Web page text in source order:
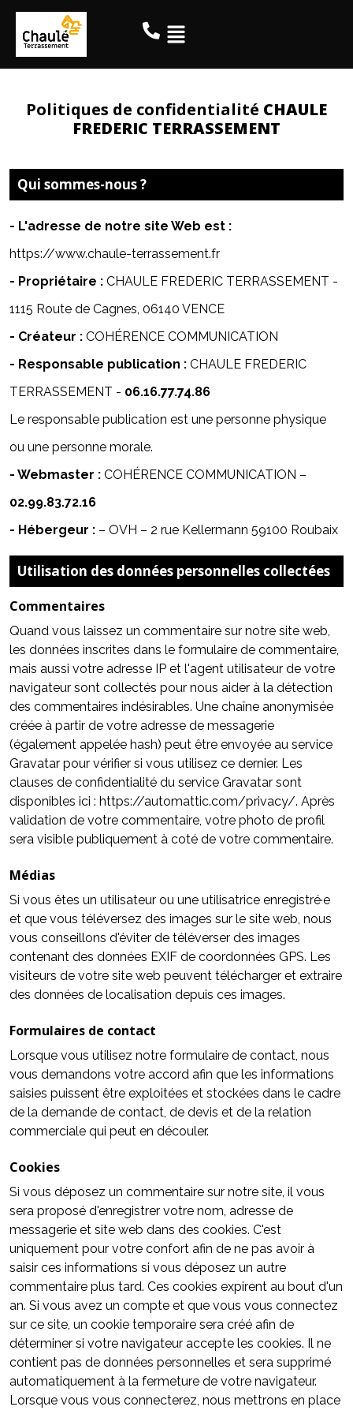
Politiques de confidentialité CHAULE
FREDERIC TERRASSEMENT
Qui sommes-nous ?
- L'adresse de notre site Web est :
https://www.chaule-terrassement.fr
- Propriétaire : CHAULE FREDERIC TERRASSEMENT -
1115 Route de Cagnes, 06140 VENCE
- Créateur : COHÉRENCE COMMUNICATION
- Responsable publication : CHAULE FREDERIC
TERRASSEMENT - 06.16.77.74.86
Le responsable publication est une personne physique
ou une personne morale.
- Webmaster : COHÉRENCE COMMUNICATION –
02.99.83.72.16
- Hébergeur : – OVH – 2 rue Kellermann 59100 Roubaix
Utilisation des données personnelles collectées
Commentaires
Quand vous laissez un commentaire sur notre site web,
les données inscrites dans le formulaire de commentaire,
mais aussi votre adresse IP et l'agent utilisateur de votre
navigateur sont collectés pour nous aider à la détection
des commentaires indésirables. Une chaîne anonymisée
créée à partir de votre adresse de messagerie
(également appelée hash) peut être envoyée au service
Gravatar pour vérifier si vous utilisez ce dernier. Les
clauses de confidentialité du service Gravatar sont
disponibles ici : https://automattic.com/privacy/. Après
validation de votre commentaire, votre photo de profil
sera visible publiquement à coté de votre commentaire.
Médias
Si vous êtes un utilisateur ou une utilisatrice enregistré·e
et que vous téléversez des images sur le site web, nous
vous conseillons d'éviter de téléverser des images
contenant des données EXIF de coordonnées GPS. Les
visiteurs de votre site web peuvent télécharger et extraire
des données de localisation depuis ces images.
Formulaires de contact
Lorsque vous utilisez notre formulaire de contact, nous
vous demandons votre accord afin que les informations
saisies puissent être exploitées et stockées dans le cadre
de la demande de contact, de devis et de la relation
commerciale qui peut en découler.
Cookies
Si vous déposez un commentaire sur notre site, il vous
sera proposé d'enregistrer votre nom, adresse de
messagerie et site web dans des cookies. C'est
uniquement pour votre confort afin de ne pas avoir à
saisir ces informations si vous déposez un autre
commentaire plus tard. Ces cookies expirent au bout d'un
an. Si vous avez un compte et que vous vous connectez
sur ce site, un cookie temporaire sera créé afin de
déterminer si votre navigateur accepte les cookies. Il ne
contient pas de données personnelles et sera supprimé
automatiquement à la fermeture de votre navigateur.
Lorsque vous vous connecterez, nous mettrons en place